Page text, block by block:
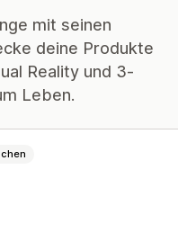
mit seinen
deine Produkte
Reality und 3-
Leben.